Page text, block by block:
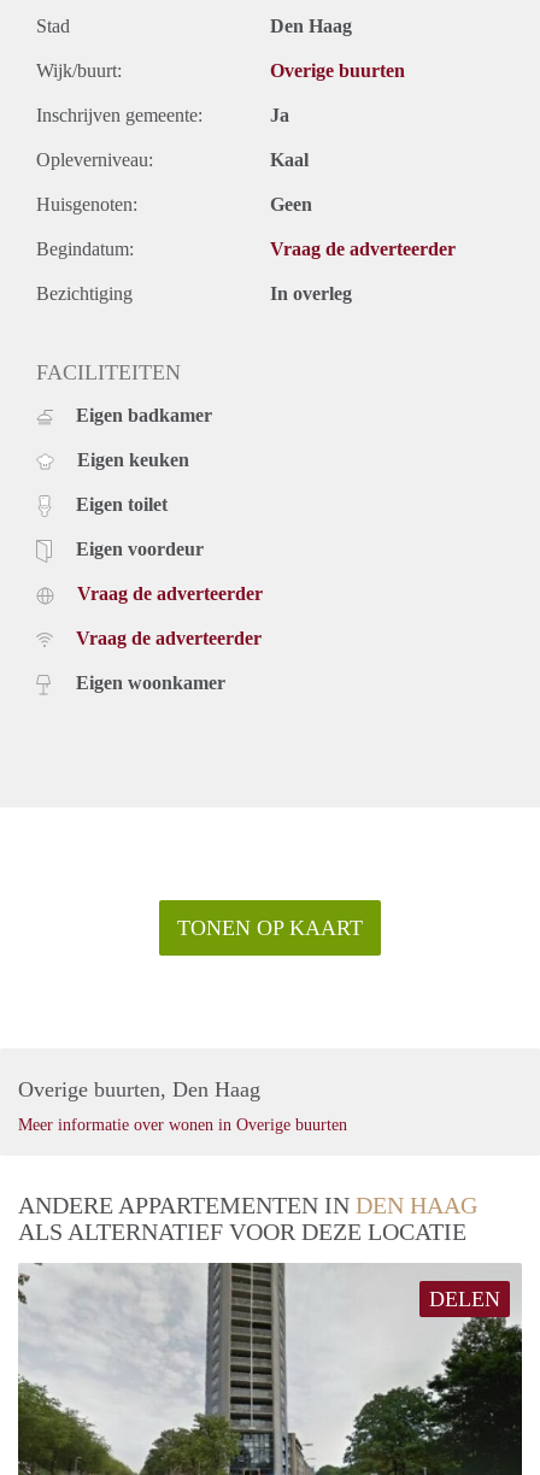
Stad Den Haag
Wijk/buurt: Overige buurten
Inschrijven gemeente: Ja
Opleverniveau: Kaal
Huisgenoten: Geen
Begindatum: Vraag de adverteerder
Bezichtiging In overleg
FACILITEITEN
Eigen badkamer
Eigen keuken
Eigen toilet
Eigen voordeur
Vraag de adverteerder
Vraag de adverteerder
Eigen woonkamer
TONEN OP KAART
Overige buurten, Den Haag
Meer informatie over wonen in Overige buurten
ANDERE APPARTEMENTEN IN DEN HAAG
ALS ALTERNATIEF VOOR DEZE LOCATIE
DELEN